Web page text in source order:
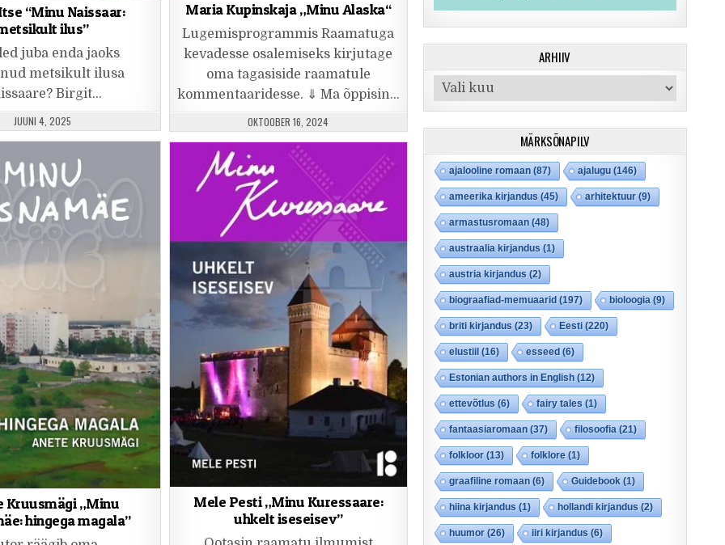
“Minu Naissaar:
ilus”
juba enda jaoks
metsikult ilusa
Birgit…
PUBLISHED DATE:
JUUNI 4, 2025
Maria Kupinskaja „Minu Alaska“
Lugemisprogrammis Raamatuga
kevadesse osalemiseks kirjutage
oma tagasiside raamatule
kommentaaridesse. ⇓ Ma õppisin…
PUBLISHED DATE:
OKTOOBER 16, 2024
Kruusmägi „Minu
hingega magala”
Mele Pesti „Minu Kuressaare:
uhkelt iseseisev”
ARHIIV
Arhiiv
MÄRKSÕNAPILV
ajalooline romaan(87) ajalugu(146)
ameerika kirjandus(45) arhitektuur(9)
armastusromaan(48)
austraalia kirjandus(1)
austria kirjandus(2)
biograafiad-memuaarid(197) bioloogia (9)
briti kirjandus(23) Eesti(220)
elustiil(16) esseed(6)
Estonian authors in English(12)
ettevõtlus(6) fairy tales(1)
fantaasiaromaan(37) filosoofia (21)
folkloor(13) folklore(1)
graafiline romaan(6) Guidebook(1)
hiina kirjandus(1) hollandi kirjandus(2)
huumor(26) iiri kirjandus(6)